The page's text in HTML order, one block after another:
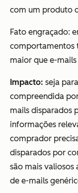
com um produto
Fato engraçado:
comportamentos
maior que e-
Impacto: seja
compreendida
mails disparados
informações
comprador
disparados por
são mais
de e-mails